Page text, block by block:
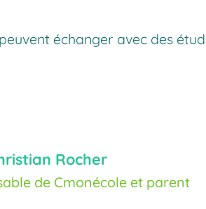
échanger avec des
Rocher
de Cmonécole et parent